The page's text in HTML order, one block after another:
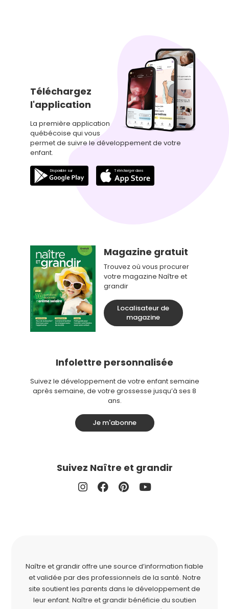
Téléchargez
l'application
La première application
québécoise qui vous
permet de suivre le développement de votre
enfant.
Magazine gratuit
Trouvez où vous procurer
votre magazine Naître et
grandir
Localisateur de
magazine
Infolettre personnalisée
Suivez le développement de votre enfant semaine
après semaine, de votre grossesse jusqu’à ses 8
ans.
Je m'abonne
Suivez Naître et grandir
Naître et grandir offre une source d’information fiable
et validée par des professionnels de la santé. Notre
site soutient les parents dans le développement de
leur enfant. Naître et grandir bénéficie du soutien